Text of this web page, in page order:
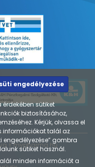
⚕︎ mypharma.hu
engedélyezése
sütiket
biztosításához,
Kérjük, olvassa el
információkat talál az
engedélyezése” gombra
sütiket használ.
minden információt a